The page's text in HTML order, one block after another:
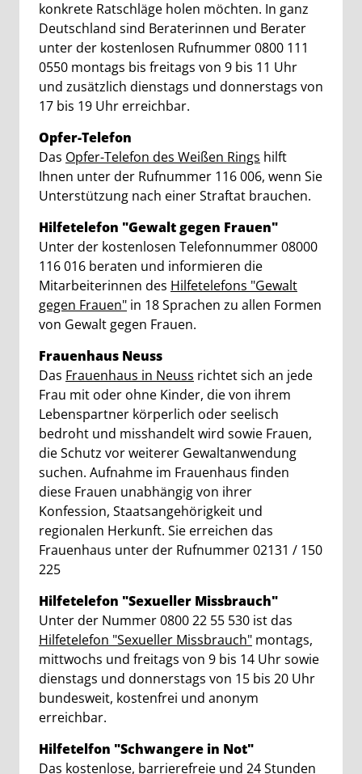
konkrete Ratschläge holen möchten. In ganz
Deutschland sind Beraterinnen und Berater
unter der kostenlosen Rufnummer 0800 111
0550 montags bis freitags von 9 bis 11 Uhr
und zusätzlich dienstags und donnerstags von
17 bis 19 Uhr erreichbar.
Opfer-Telefon
Das Opfer-Telefon des Weißen Rings hilft
Ihnen unter der Rufnummer 116 006, wenn Sie
Unterstützung nach einer Straftat brauchen.
Hilfetelefon "Gewalt gegen Frauen"
Unter der kostenlosen Telefonnummer 08000
116 016 beraten und informieren die
Mitarbeiterinnen des Hilfetelefons "Gewalt
gegen Frauen" in 18 Sprachen zu allen Formen
von Gewalt gegen Frauen.
Frauenhaus Neuss
Das Frauenhaus in Neuss richtet sich an jede
Frau mit oder ohne Kinder, die von ihrem
Lebenspartner körperlich oder seelisch
bedroht und misshandelt wird sowie Frauen,
die Schutz vor weiterer Gewaltanwendung
suchen. Aufnahme im Frauenhaus finden
diese Frauen unabhängig von ihrer
Konfession, Staatsangehörigkeit und
regionalen Herkunft. Sie erreichen das
Frauenhaus unter der Rufnummer 02131 / 150
225
Hilfetelefon "Sexueller Missbrauch"
Unter der Nummer 0800 22 55 530 ist das
Hilfetelefon "Sexueller Missbrauch" montags,
mittwochs und freitags von 9 bis 14 Uhr sowie
dienstags und donnerstags von 15 bis 20 Uhr
bundesweit, kostenfrei und anonym
erreichbar.
Hilfetelfon "Schwangere in Not"
Das kostenlose, barrierefreie und 24 Stunden